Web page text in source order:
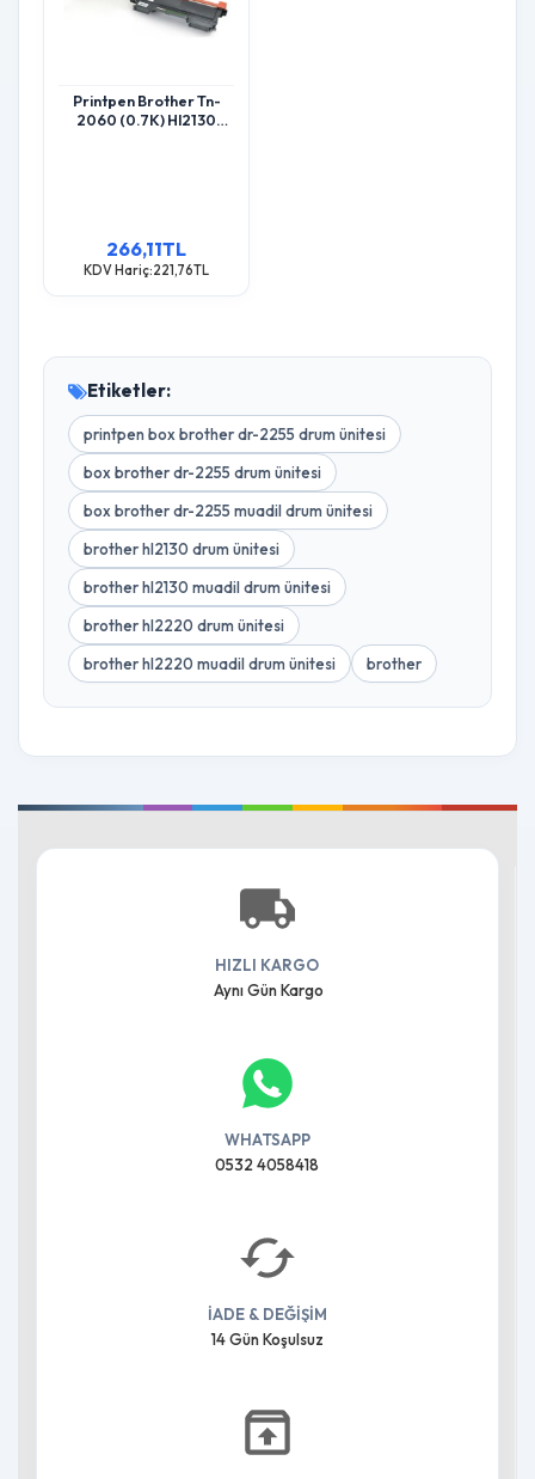
Printpen Brother Tn-
2060 (0.7K) Hl2130
266,11TL
KDV Hariç:221,76TL
Etiketler:
printpen box brother dr-2255 drum ünitesi
box brother dr-2255 drum ünitesi
box brother dr-2255 muadil drum ünitesi
brother hl2130 drum ünitesi
brother hl2130 muadil drum ünitesi
brother hl2220 drum ünitesi
brother hl2220 muadil drum ünitesi
brother
HIZLI KARGO
Aynı Gün Kargo
WHATSAPP
0532 4058418
İADE & DEĞİŞİM
14 Gün Koşulsuz